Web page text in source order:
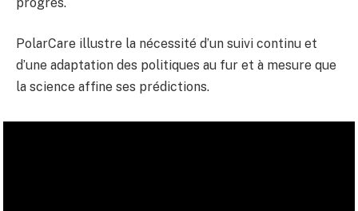
PolarCare illustre la nécessité d’un suivi continu et
d’une adaptation des politiques au fur et à mesure que
la science affine ses prédictions.